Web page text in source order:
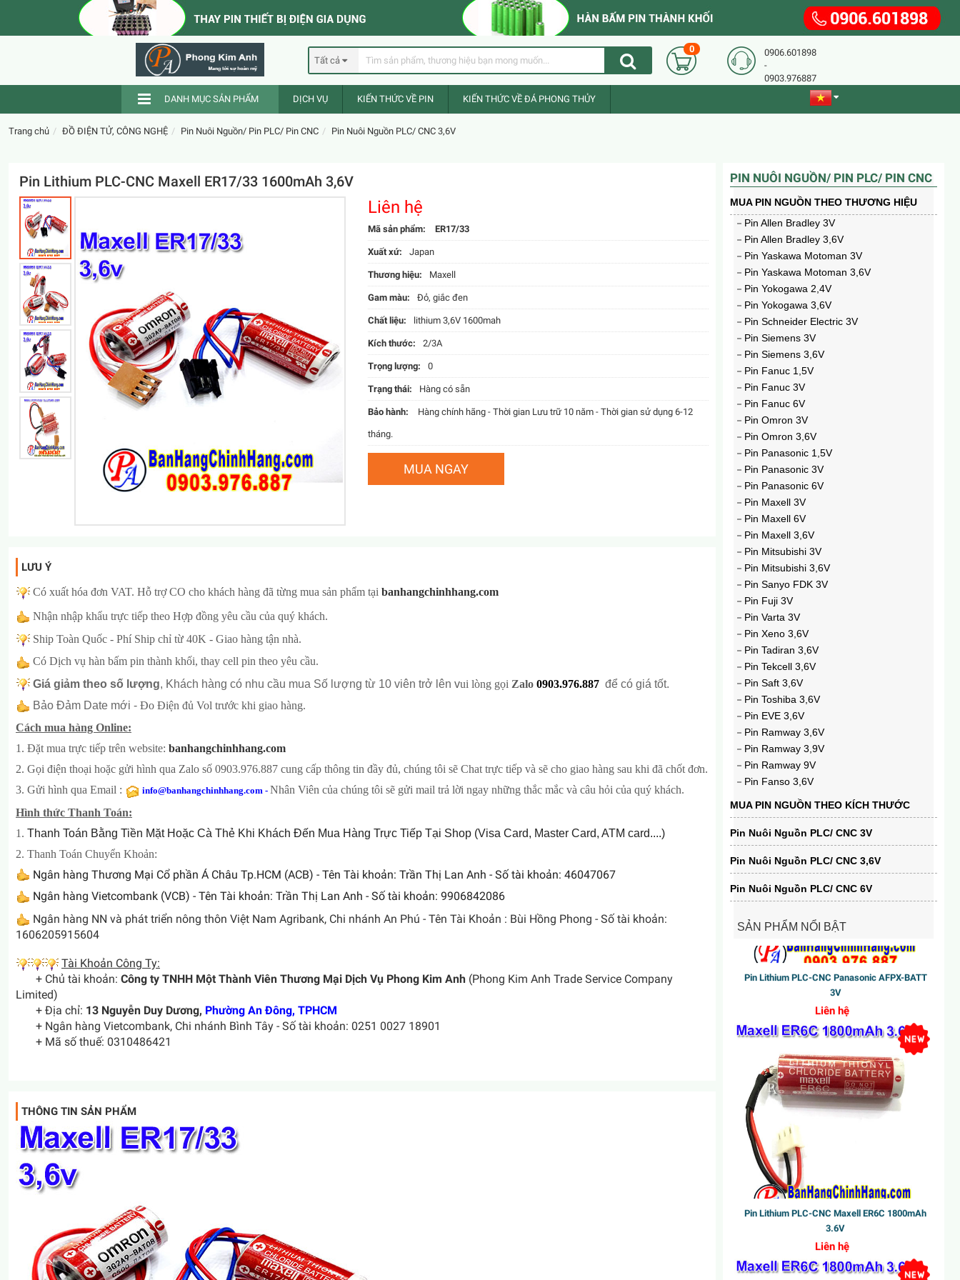
Tất cả
0
0906.601898
-
0903.976887
DANH MỤC SẢN PHẨM
DỊCH VỤ KIẾN THỨC VỀ PIN KIẾN THỨC VỀ ĐÁ PHONG THỦY
Trang chủ ĐỒ ĐIỆN TỬ, CÔNG NGHỆ Pin Nuôi Nguồn/ Pin PLC/ Pin CNC Pin Nuôi Nguồn PLC/ CNC 3,6V
Pin Lithium PLC-CNC Maxell ER17/33 1600mAh 3,6V
Liên hệ
Mã sản phẩm: ER17/33
Xuất xứ: Japan
Thương hiệu: Maxell
Gam màu: Đỏ, giắc đen
Chất liệu: lithium 3,6V 1600mah
Kích thước: 2/3A
Trọng lượng: 0
Trạng thái: Hàng có sẵn
Bảo hành: Hàng chính hãng - Thời gian Lưu trữ 10 năm - Thời gian sử dụng 6-12
tháng.
LƯU Ý
Có xuất hóa đơn VAT. Hỗ trợ CO cho khách hàng đã từng mua sản phẩm tại banhangchinhhang.com
Nhận nhập khẩu trực tiếp theo Hợp đồng yêu cầu của quý khách.
Ship Toàn Quốc - Phí Ship chỉ từ 40K - Giao hàng tận nhà.
Có Dịch vụ hàn bấm pin thành khối, thay cell pin theo yêu cầu.
Giá giảm theo số lượng, Khách hàng có nhu cầu mua Số lượng từ 10 viên trở lên vui lòng gọi Zalo 0903.976.887 để có giá tốt.
Bảo Đảm Date mới - Đo Điện đủ Vol trước khi giao hàng.
Cách mua hàng Online:
1. Đặt mua trực tiếp trên website: banhangchinhhang.com
2. Gọi điện thoại hoặc gửi hình qua Zalo số 0903.976.887 cung cấp thông tin đầy đủ, chúng tôi sẽ Chat trực tiếp và sẽ cho giao hàng sau khi đã chốt đơn.
3. Gửi hình qua Email :
info@banhangchinhhang.com - Nhân Viên của chúng tôi sẽ gửi mail trả lời ngay những thắc mắc và câu hỏi của quý khách.
Hình thức Thanh Toán:
1. Thanh Toán Bằng Tiền Mặt Hoặc Cà Thẻ Khi Khách Đến Mua Hàng Trực Tiếp Tại Shop (Visa Card, Master Card, ATM card....)
2. Thanh Toán Chuyển Khoản:
Ngân hàng Thương Mại Cổ phần Á Châu Tp.HCM (ACB) - Tên Tài khoản: Trần Thị Lan Anh - Số tài khoản: 46047067
Ngân hàng Vietcombank (VCB) - Tên Tài khoản: Trần Thị Lan Anh - Số tài khoản: 9906842086
Ngân hàng NN và phát triển nông thôn Việt Nam Agribank, Chi nhánh An Phú - Tên Tài Khoản : Bùi Hồng Phong - Số tài khoản:
1606205915604
Tài Khoản Công Ty:
+ Chủ tài khoản: Công ty TNHH Một Thành Viên Thương Mại Dịch Vụ Phong Kim Anh (Phong Kim Anh Trade Service Company
Limited)
+ Địa chỉ: 13 Nguyễn Duy Dương, Phường An Đông, TPHCM
+ Ngân hàng Vietcombank, Chi nhánh Bình Tây - Số tài khoản: 0251 0027 18901
+ Mã số thuế: 0310486421
THÔNG TIN SẢN PHẨM
PIN NUÔI NGUỒN/ PIN PLC/ PIN CNC
MUA PIN NGUỒN THEO THƯƠNG HIỆU
Pin Allen Bradley 3V
Pin Allen Bradley 3,6V
Pin Yaskawa Motoman 3V
Pin Yaskawa Motoman 3,6V
Pin Yokogawa 2,4V
Pin Yokogawa 3,6V
Pin Schneider Electric 3V
Pin Siemens 3V
Pin Siemens 3,6V
Pin Fanuc 1,5V
Pin Fanuc 3V
Pin Fanuc 6V
Pin Omron 3V
Pin Omron 3,6V
Pin Panasonic 1,5V
Pin Panasonic 3V
Pin Panasonic 6V
Pin Maxell 3V
Pin Maxell 6V
Pin Maxell 3,6V
Pin Mitsubishi 3V
Pin Mitsubishi 3,6V
Pin Sanyo FDK 3V
Pin Fuji 3V
Pin Varta 3V
Pin Xeno 3,6V
Pin Tadiran 3,6V
Pin Tekcell 3,6V
Pin Saft 3,6V
Pin Toshiba 3,6V
Pin EVE 3,6V
Pin Ramway 3,6V
Pin Ramway 3,9V
Pin Ramway 9V
Pin Fanso 3,6V
MUA PIN NGUỒN THEO KÍCH THƯỚC
Pin Nuôi Nguồn PLC/ CNC 3V
Pin Nuôi Nguồn PLC/ CNC 3,6V
Pin Nuôi Nguồn PLC/ CNC 6V
SẢN PHẨM NỔI BẬT
Casio Dây Da LTP-1314L-8AVDF
Sốc
Đồng hồ Casio nữ dây da LTP-1303L-7BVDF
651.000₫
Pin Mitsubishi ER17330V 2000mAh 3,6V
Pin Lithium Panasonic AFPX-BATT 3V
185.000₫
Pin Lithium PLC-CNC Panasonic AFPX-BATT
3V
Liên hệ
Pin Lithium PLC-CNC Maxell ER6C 1800mAh
3.6V
Liên hệ